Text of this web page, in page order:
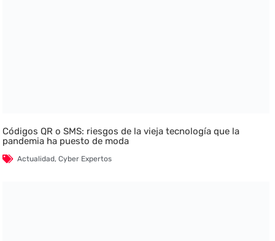
Códigos QR o SMS: riesgos de la vieja tecnología que la
pandemia ha puesto de moda
Actualidad,Cyber Expertos